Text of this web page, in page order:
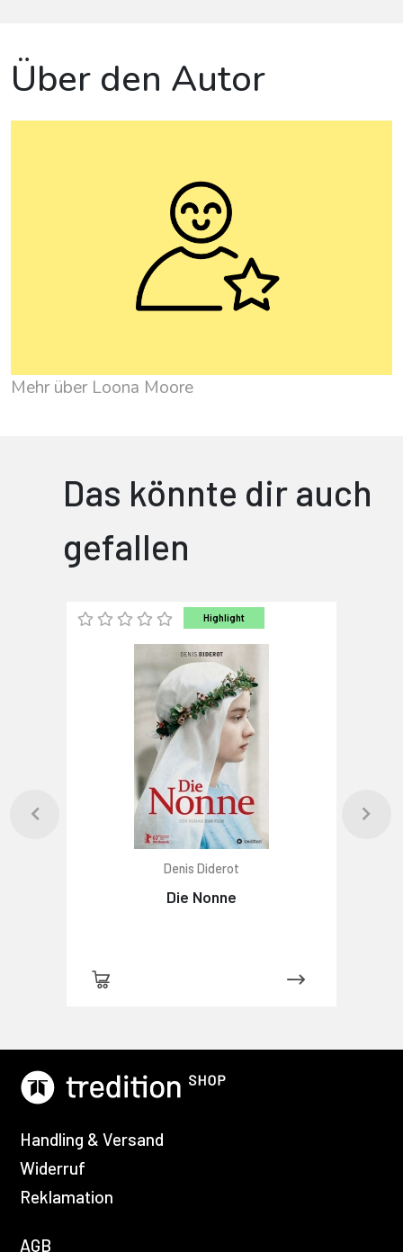
Über den Autor
Mehr über Loona Moore
Das könnte dir auch
gefallen
Highlight
Denis Diderot
Die Nonne
Handling & Versand
Widerruf
Reklamation
AGB